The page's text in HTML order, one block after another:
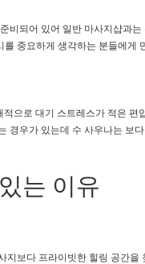
비되어 있어 일반 마사지샵과
중요하게 생각하는 분들에게
으로 대기 스트레스가 적은 편
경우가 있는데 수 사우나는 보
는 이유
보다 프라이빗한 힐링 공간을